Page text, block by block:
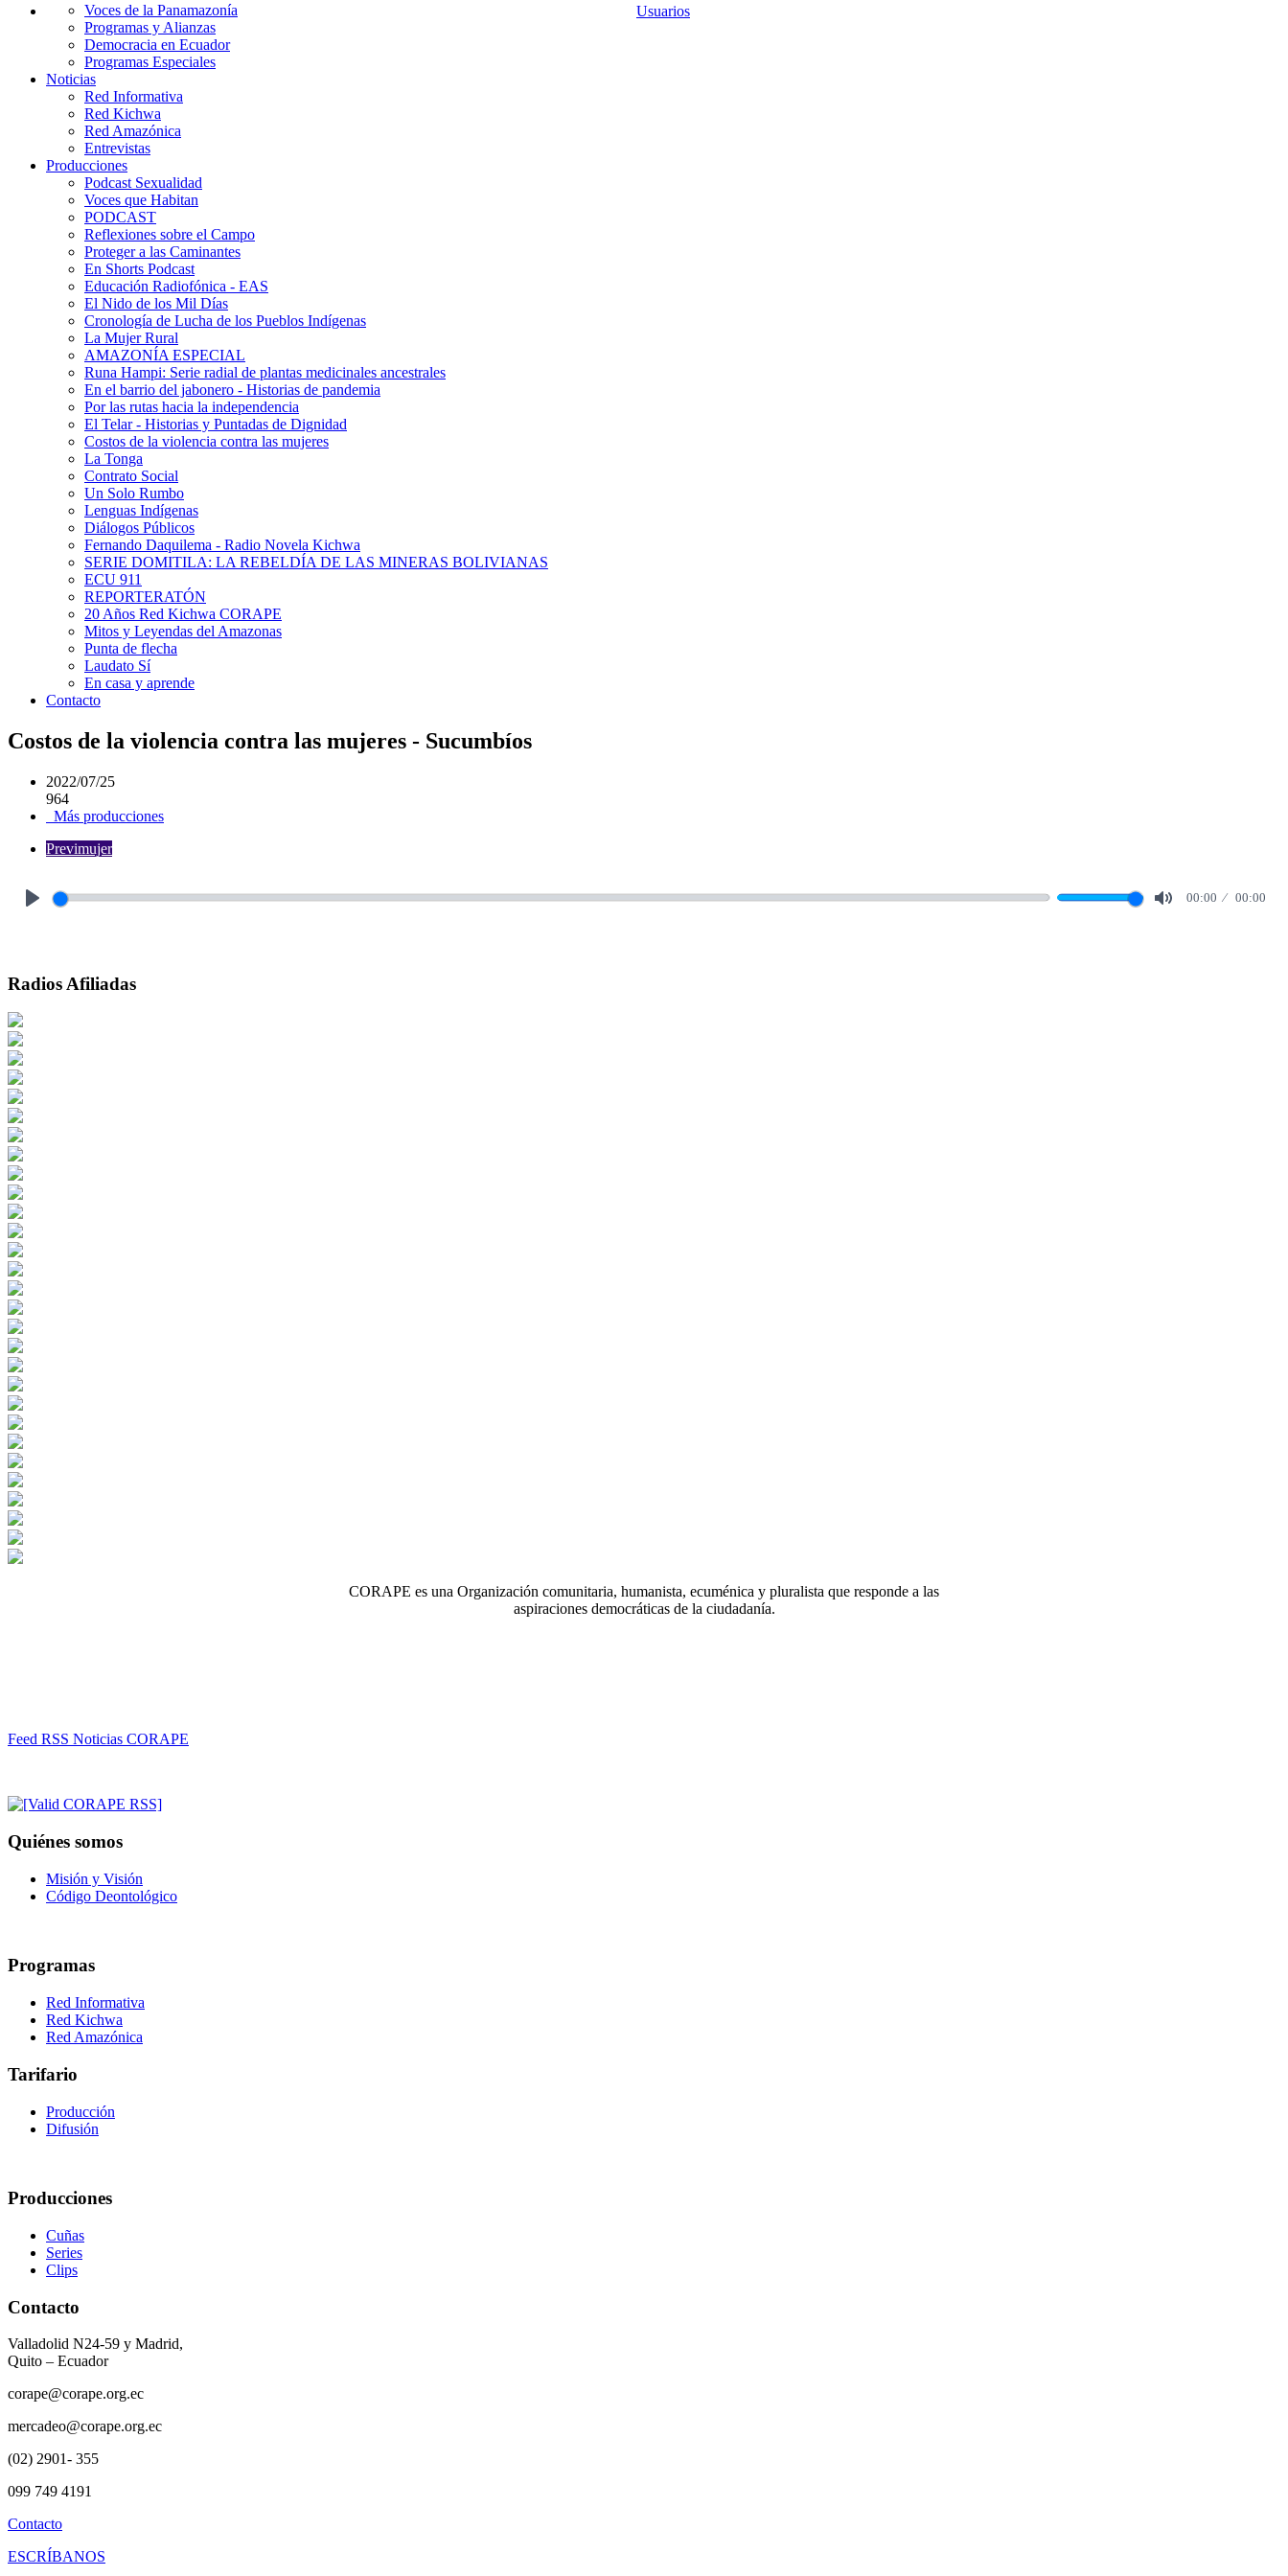
Usuarios
Voces de la Panamazonía
Programas y Alianzas
Democracia en Ecuador
Programas Especiales
Noticias
Red Informativa
Red Kichwa
Red Amazónica
Entrevistas
Producciones
Podcast Sexualidad
Voces que Habitan
PODCAST
Reflexiones sobre el Campo
Proteger a las Caminantes
En Shorts Podcast
Educación Radiofónica - EAS
El Nido de los Mil Días
Cronología de Lucha de los Pueblos Indígenas
La Mujer Rural
AMAZONÍA ESPECIAL
Runa Hampi: Serie radial de plantas medicinales ancestrales
En el barrio del jabonero - Historias de pandemia
Por las rutas hacia la independencia
El Telar - Historias y Puntadas de Dignidad
Costos de la violencia contra las mujeres
La Tonga
Contrato Social
Un Solo Rumbo
Lenguas Indígenas
Diálogos Públicos
Fernando Daquilema - Radio Novela Kichwa
SERIE DOMITILA: LA REBELDÍA DE LAS MINERAS BOLIVIANAS
ECU 911
REPORTERATÓN
20 Años Red Kichwa CORAPE
Mitos y Leyendas del Amazonas
Punta de flecha
Laudato Sí
En casa y aprende
Contacto
Costos de la violencia contra las mujeres - Sucumbíos
2022/07/25
964
Más producciones
Previmujer
00:00 00:00
Radios Afiliadas
CORAPE es una Organización comunitaria, humanista, ecuménica y pluralista que responde a las
aspiraciones democráticas de la ciudadanía.
Feed RSS Noticias CORAPE
Quiénes somos
Misión y Visión
Código Deontológico
Programas
Red Informativa
Red Kichwa
Red Amazónica
Tarifario
Producción
Difusión
Producciones
Cuñas
Series
Clips
Contacto
Valladolid N24-59 y Madrid,
Quito – Ecuador
corape@corape.org.ec
mercadeo@corape.org.ec
(02) 2901- 355
099 749 4191
Contacto
ESCRÍBANOS